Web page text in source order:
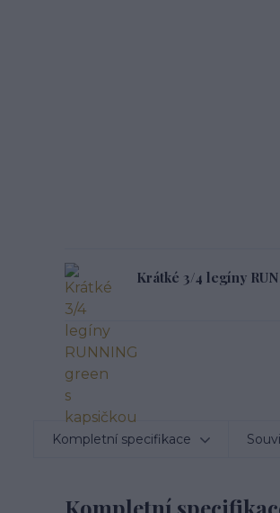
Krátké 3/4 legíny
Kompletní specifikace